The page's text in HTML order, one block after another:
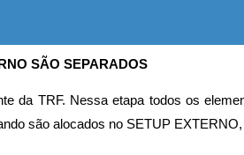
SÃO SEPARADOS
da TRF. Nessa etapa todos os
são alocados no SETUP